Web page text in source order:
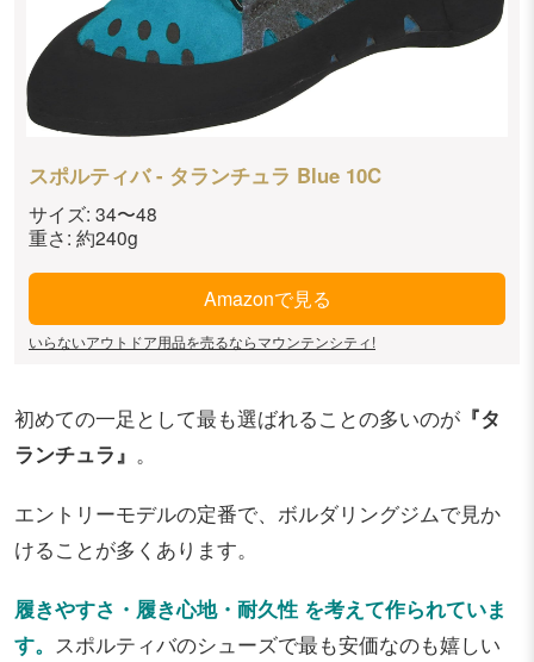
スポルティバ - タランチュラ Blue 10C
サイズ: 34〜48
重さ: 約240g
Amazonで見る
いらないアウトドア用品を売るならマウンテンシティ!
初めての一足として最も選ばれることの多いのが 『タ
ランチュラ』 。
エントリーモデルの定番で、ボルダリングジムで見か
けることが多くあります。
履きやすさ・履き心地・耐久性 を考えて作られていま
す。 スポルティバのシューズで最も安価なのも嬉しい